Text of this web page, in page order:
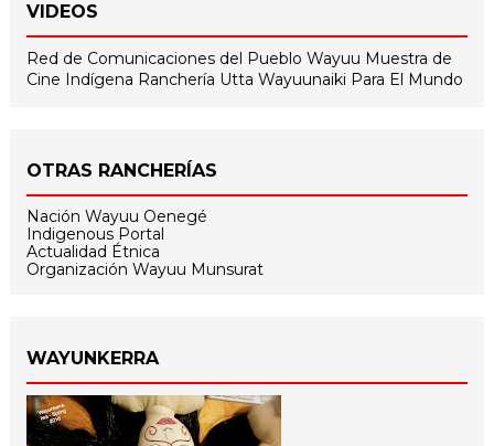
VIDEOS
Red de Comunicaciones del Pueblo Wayuu Muestra de
Cine Indígena Ranchería Utta Wayuunaiki Para El Mundo
OTRAS RANCHERÍAS
Nación Wayuu Oenegé
Indigenous Portal
Actualidad Étnica
Organización Wayuu Munsurat
WAYUNKERRA